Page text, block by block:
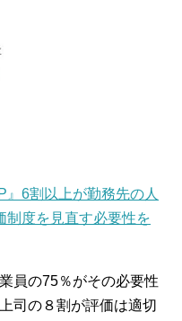
』6割以上が勤務先の人
制度を見直す必要性を
員の75％がその必要性
司の８割が評価は適切